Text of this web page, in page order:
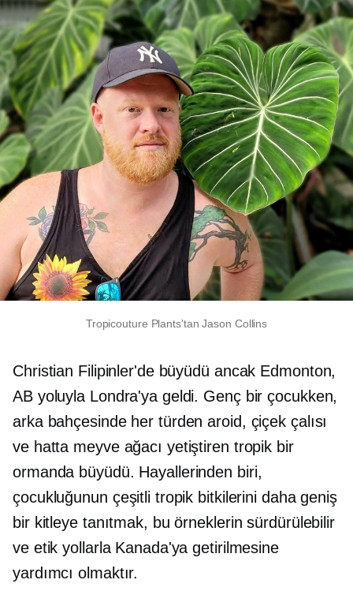
Tropicouture Plants'tan Jason Collins
Christian Filipinler'de büyüdü ancak Edmonton,
AB yoluyla Londra'ya geldi. Genç bir çocukken,
arka bahçesinde her türden aroid, çiçek çalısı
ve hatta meyve ağacı yetiştiren tropik bir
ormanda büyüdü. Hayallerinden biri,
çocukluğunun çeşitli tropik bitkilerini daha geniş
bir kitleye tanıtmak, bu örneklerin sürdürülebilir
ve etik yollarla Kanada'ya getirilmesine
yardımcı olmaktır.